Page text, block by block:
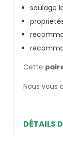
soulage
Cette
Nous vous
DÉTAILS